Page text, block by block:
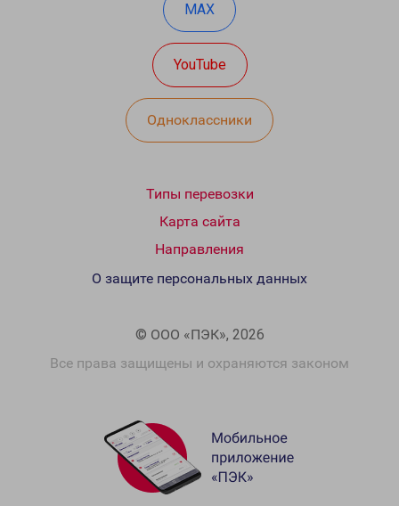
MAX
YouTube
Одноклассники
Типы перевозки
Карта сайта
Направления
© ООО «ПЭК», 2026
Все права защищены и охраняются законом
О защите персональных данных